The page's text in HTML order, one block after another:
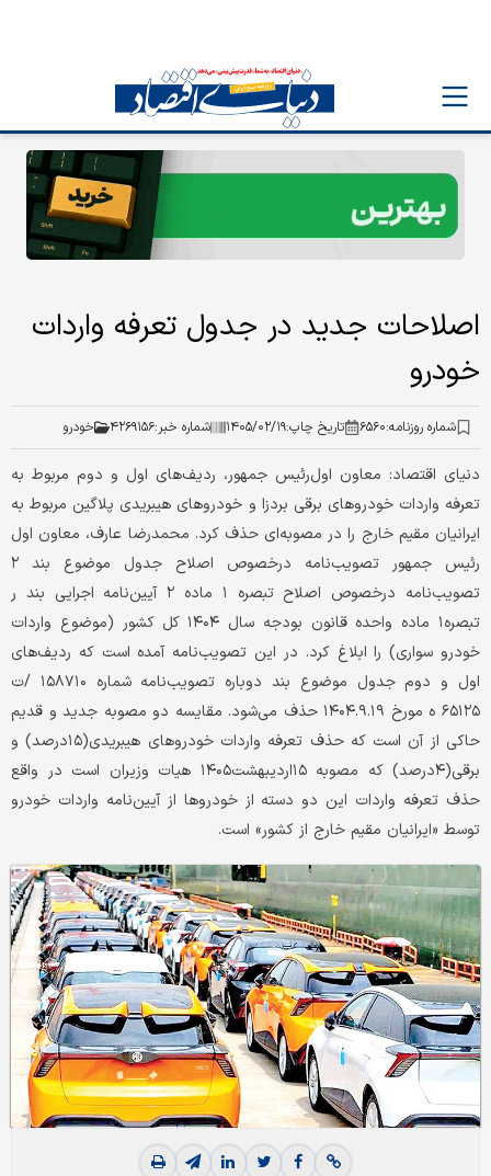
اصلاحات جدید در جدول تعرفه واردات
خودرو
شماره روزنامه:۶۵۶۰ تاریخ چاپ:۱۴۰۵/۰۲/۱۹ شماره خبر:۴۲۶۹۱۵۶ خودرو
دنیای‌ اقتصاد: معاون اول‌رئیس جمهور، ردیف‌های اول و دوم مربوط به
تعرفه واردات خودروهای برقی بردزا و خودروهای هیبریدی پلاگین مربوط به
ایرانیان مقیم خارج را در مصوبه‌ای حذف کرد. محمدرضا عارف، معاون اول
رئیس جمهور تصویب‌نامه درخصوص اصلاح جدول موضوع بند ۲
تصویب‌نامه درخصوص اصلاح تبصره ۱ ماده ۲ آیین‌نامه اجرایی بند ر
تبصره۱ ماده واحده قانون بودجه سال ۱۴۰۴ کل کشور (موضوع واردات
خودرو سواری) را ابلاغ کرد. در این تصویب‌نامه آمده است که ردیف‌های
اول و دوم جدول موضوع بند دوباره تصویب‌نامه شماره ۱۵۸۷۱۰ /ت
۶۵۱۲۵ ه مورخ ۱۴۰۴.۹.۱۹ حذف می‌شود. مقایسه دو مصوبه جدید و قدیم
حاکی از آن است که حذف تعرفه واردات خودروهای هیبریدی(۱۵درصد) و
برقی(۴درصد) که مصوبه ۱۵اردیبهشت۱۴۰۵ هیات وزیران است در واقع
حذف تعرفه واردات این دو دسته از خودروها از آیین‌نامه واردات خودرو
توسط «ایرانیان مقیم خارج از کشور» است.